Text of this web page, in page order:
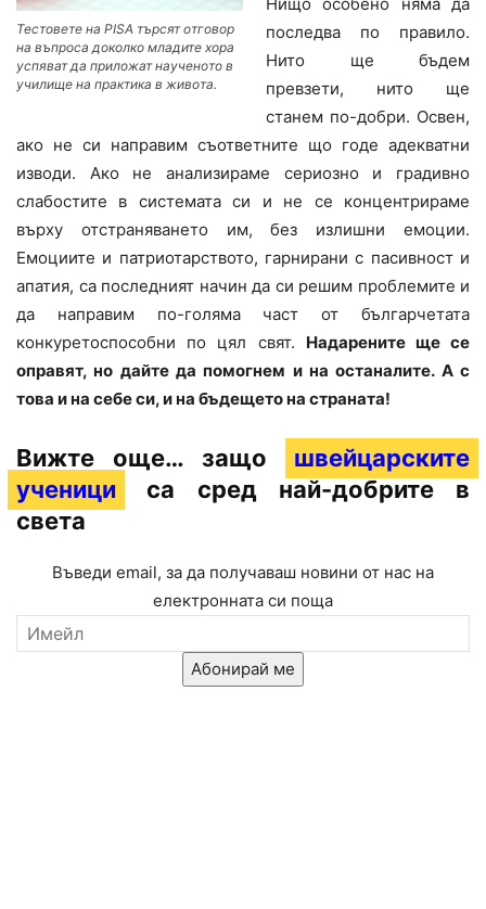
Тестовете на PISA търсят отговор
на въпроса доколко младите хора
успяват да приложат наученото в
училище на практика в живота.
последва по правило.
Нито ще бъдем
превзети, нито ще
станем по-добри. Освен,
ако не си направим съответните що годе адекватни
изводи. Ако не анализираме сериозно и градивно
слабостите в системата си и не се концентрираме
върху отстраняването им, без излишни емоции.
Емоциите и патриотарството, гарнирани с пасивност и
апатия, са последният начин да си решим проблемите и
да направим по-голяма част от българчетата
конкуретоспособни по цял свят. Надарените ще се
оправят, но дайте да помогнем и на останалите. А с
това и на себе си, и на бъдещето на страната!
Вижте още… защо
швейцарските
ученици
са сред най-добрите в
света
Въведи email, за да получаваш новини от нас на
електронната си поща
Абонирай ме